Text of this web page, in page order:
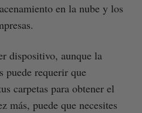
en la nube y los
dispositivo, aunque la
puede requerir que
carpetas para obtener el
más, puede que necesites